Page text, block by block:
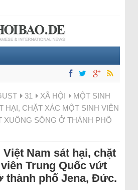
31 XÃ HỘI
MỘT SINH
HẠI, CHẶT XÁC MỘT SINH VIÊN
XUỐNG SÔNG Ở THÀNH PHỐ
Nam sát hại, chặt
Trung Quốc vứt
thành phố Jena, Đức.